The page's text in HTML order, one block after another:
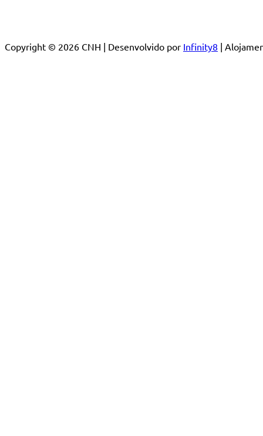
Copyright © 2026 CNH | Desenvolvido por Infinity8 |